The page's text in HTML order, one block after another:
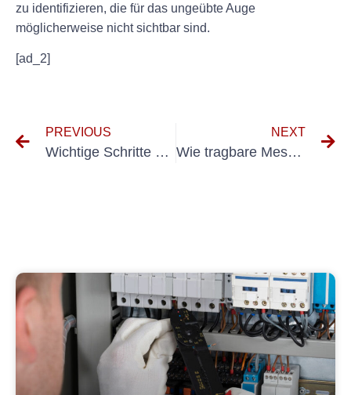
zu identifizieren, die für das ungeübte Auge
möglicherweise nicht sichtbar sind.
[ad_2]
PREVIOUS
Wichtige Schritte zur Durchführung visueller Inspektionen elektrischer Systeme
NEXT
Wie tragbare Messgeräte die Datenerfassung revolutionieren